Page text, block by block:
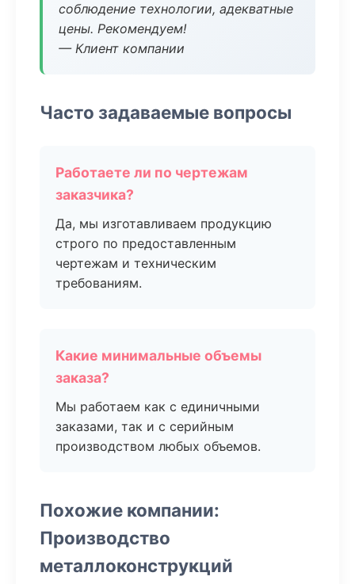
соблюдение технологии, адекватные
цены. Рекомендуем!
— Клиент компании
Часто задаваемые вопросы
Работаете ли по чертежам
заказчика?
Да, мы изготавливаем продукцию
строго по предоставленным
чертежам и техническим
требованиям.
Какие минимальные объемы
заказа?
Мы работаем как с единичными
заказами, так и с серийным
производством любых объемов.
Похожие компании:
Производство
металлоконструкций